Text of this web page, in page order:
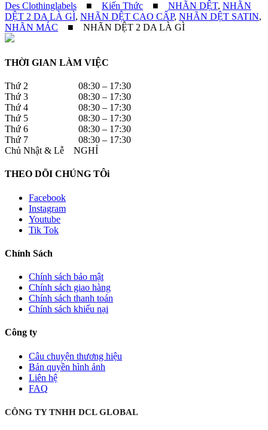
Des Clothinglabels ■ Kiến Thức ■ NHÃN DỆT, NHÃN
DỆT 2 DA LÀ GÌ, NHÃN DỆT CAO CẤP, NHÃN DỆT SATIN,
NHÃN MÁC ■ NHÃN DỆT 2 DA LÀ GÌ
THỜI GIAN LÀM VIỆC
Thứ 2 08:30 – 17:30
Thứ 3 08:30 – 17:30
Thứ 4 08:30 – 17:30
Thứ 5 08:30 – 17:30
Thứ 6 08:30 – 17:30
Thứ 7 08:30 – 17:30
Chủ Nhật & Lễ NGHỈ
THEO DÕI CHÚNG TÔi
Facebook
Instagram
Youtube
Tik Tok
Chính Sách
Chính sách bảo mật
Chính sách giao hàng
Chính sách thanh toán
Chính sách khiếu nại
Công ty
Câu chuyện thương hiệu
Bản quyền hình ảnh
Liên hệ
FAQ
CÔNG TY TNHH DCL GLOBAL